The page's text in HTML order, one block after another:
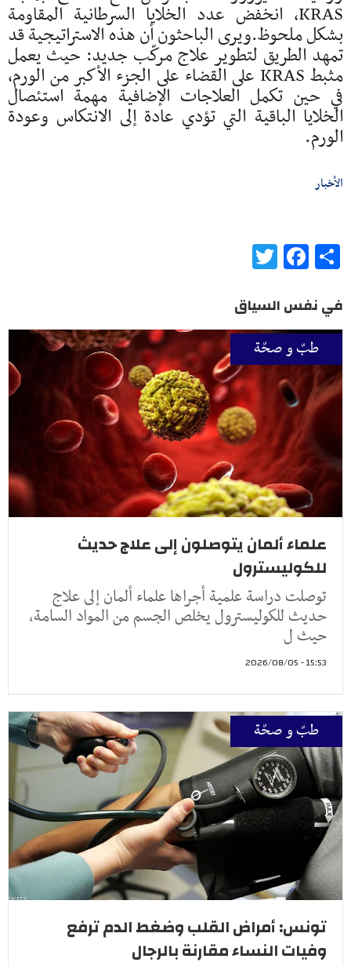
KRAS، انخفض عدد الخلايا السرطانية المقاومة
بشكل ملحوظ.ويرى الباحثون أن هذه الاستراتيجية قد
تمهد الطريق لتطوير علاج مركّب جديد: حيث يعمل
مثبط KRAS على القضاء على الجزء الأكبر من الورم،
في حين تكمل العلاجات الإضافية مهمة استئصال
الخلايا الباقية التي تؤدي عادة إلى الانتكاس وعودة
الورم.
الأخبار
Share
Facebook
في نفس السياق
طبّ و صحّة
علماء ألمان يتوصلون إلى علاج حديث
للكوليسترول
توصلت دراسة علمية أجراها علماء ألمان إلى علاج
حديث للكوليسترول يخلص الجسم من المواد السامة،
حيث ل
15:53 - 2026/08/05
طبّ و صحّة
تونس: أمراض القلب وضغط الدم ترفع
وفيات النساء مقارنة بالرجال